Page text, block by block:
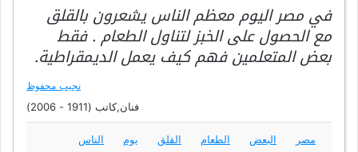
في مصر اليوم معظم الناس يشعرون بالقلق
مع الحصول على الخبز لتناول الطعام . فقط
بعض المتعلمين فهم كيف يعمل الديمقراطية.
نجيب محفوظ
فنان,كاتب (1911 - 2006)
مصر البعض الطعام القلق يوم
الناس